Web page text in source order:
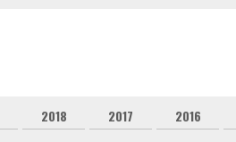
2018 2017 2016